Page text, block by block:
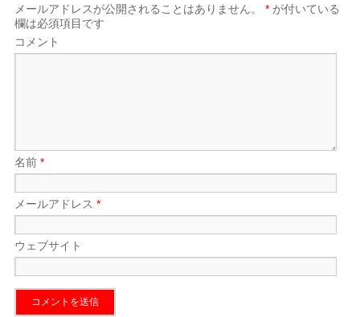
す)
メールアドレスが公開されることはありません。 * が付いている
欄は必須項目です
コメント
名前*
メールアドレス*
ウェブサイト